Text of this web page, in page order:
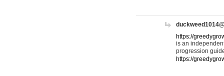
https://
is an
progression
https://